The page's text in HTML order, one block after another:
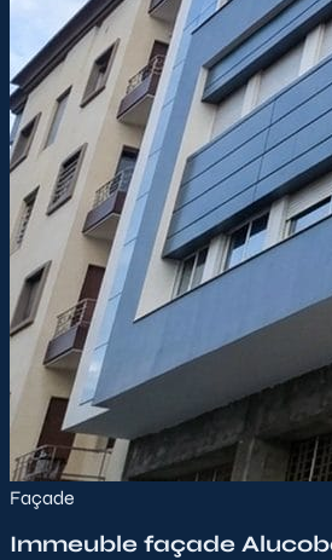
Façade
Immeuble façade